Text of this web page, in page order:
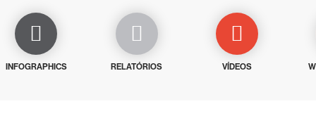
INFOGRAPHICS RELATÓRIOS VÍDEOS